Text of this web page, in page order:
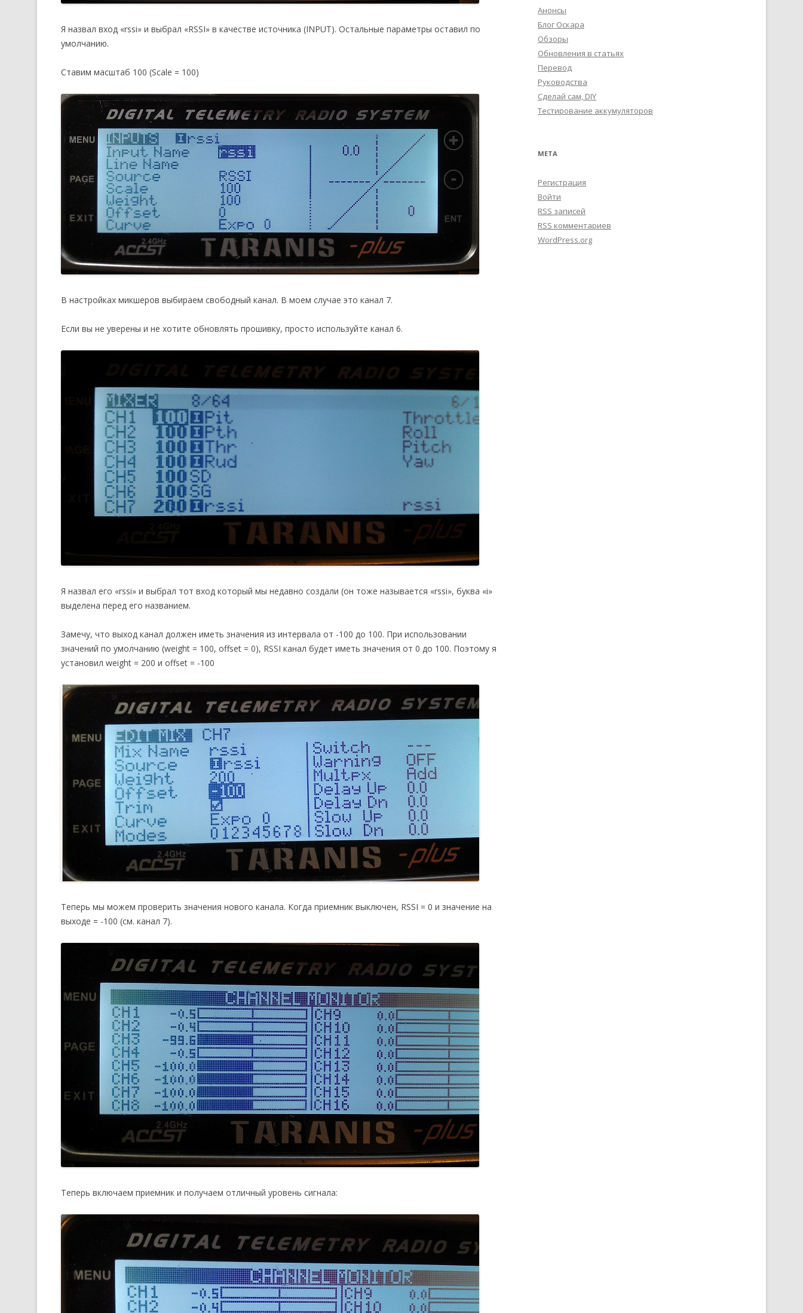
Я назвал вход «rssi» и выбрал «RSSI» в качестве источника (INPUT). Остальные параметры оставил по
умолчанию.
Ставим масштаб 100 (Scale = 100)
В настройках микшеров выбираем свободный канал. В моем случае это канал 7.
Если вы не уверены и не хотите обновлять прошивку, просто используйте канал 6.
Я назвал его «rssi» и выбрал тот вход который мы недавно создали (он тоже называется «rssi», буква «i»
выделена перед его названием.
Замечу, что выход канал должен иметь значения из интервала от -100 до 100. При использовании
значений по умолчанию (weight = 100, offset = 0), RSSI канал будет иметь значения от 0 до 100. Поэтому я
установил weight = 200 и offset = -100
Теперь мы можем проверить значения нового канала. Когда приемник выключен, RSSI = 0 и значение на
выходе = -100 (см. канал 7).
Теперь включаем приемник и получаем отличный уровень сигнала:
Анонсы
Блог Оскара
Обзоры
Обновления в статьях
Перевод
Руководства
Сделай сам, DIY
Тестирование аккумуляторов
МЕТА
Регистрация
Войти
RSS записей
RSS комментариев
WordPress.org